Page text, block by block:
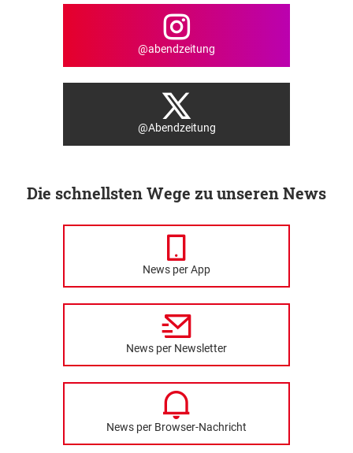
@abendzeitung
@Abendzeitung
Die schnellsten Wege zu unseren News
News per App
News per Newsletter
News per Browser-Nachricht